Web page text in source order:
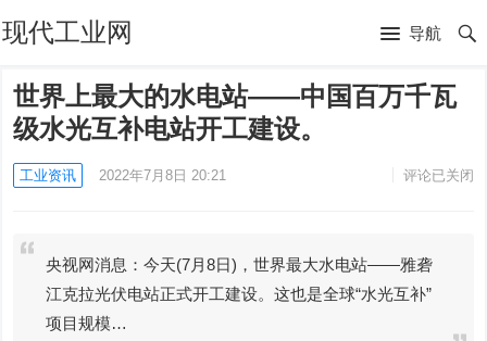
现代工业网 导航
世界上最大的水电站——中国百万千瓦
级水光互补电站开工建设。
工业资讯 2022年7月8日 20:21 评论已关闭
央视网消息：今天(7月8日)，世界最大水电站——雅砻
江克拉光伏电站正式开工建设。这也是全球“水光互补”
项目规模…